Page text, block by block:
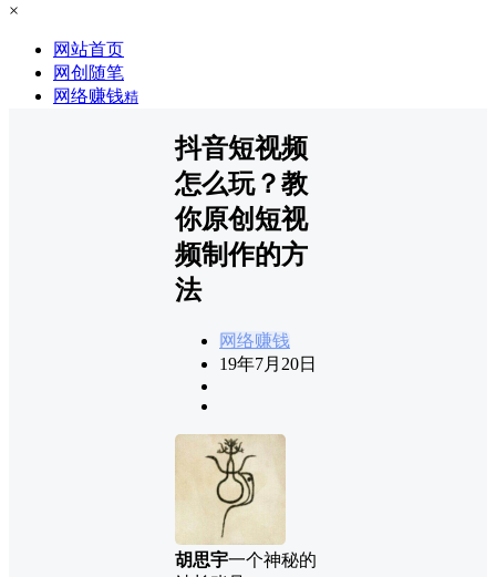
×
网站首页
网创随笔
网络赚钱精
抖音短视频
怎么玩？教
你原创短视
频制作的方
法
网络赚钱
19年7月20日
胡思宇一个神秘的